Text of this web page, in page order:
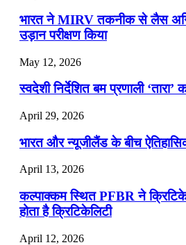
भारत ने MIRV तकनीक से लैस
उड़ान परीक्षण किया
May 12, 2026
स्वदेशी निर्देशित बम प्रणाली
April 29, 2026
भारत और न्यूजीलैंड के बीच
April 13, 2026
कल्पाक्कम स्थित PFBR ने
होता है क्रिटिकेलिटी
April 12, 2026